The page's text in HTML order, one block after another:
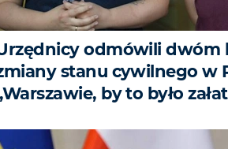
odmówili dwóm
stanu cywilnego w
by to było